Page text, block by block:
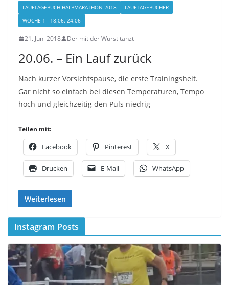
LAUFTAGEBUCH HALBMARATHON 2018
LAUFTAGEBÜCHER
WOCHE 1 - 18.06.-24.06
21. Juni 2018 Der mit der Wurst tanzt
20.06. – Ein Lauf zurück
Nach kurzer Vorsichtspause, die erste Trainingsheit.
Gar nicht so einfach bei diesen Temperaturen, Tempo
hoch und gleichzeitig den Puls niedrig
Teilen mit:
Facebook Pinterest X
Drucken E-Mail WhatsApp
Weiterlesen
Instagram Posts